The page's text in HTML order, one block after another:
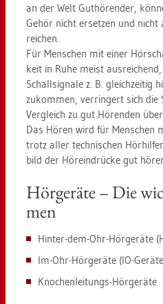
an der Welt Gut­hö­ren­der,
Gehör nicht er­set­zen und
rei­chen.
Für Men­schen mit einer
keit in Ruhe meist
Schall­si­gna­le z. B. gleich­zei­tig
zu­kom­men, ver­rin­gert sich die
Ver­gleich zu gut Hö­ren­den
Das Hören wird für Men­schen
trotz aller tech­ni­schen
bild der Hör­ein­drü­cke gut
Hör­ge­rä­te – Die
men
Hin­ter-dem-Ohr-Hör­ge­rä­te
Im-Ohr-Hör­ge­rä­te (IO-
Kno­chen­lei­tungs-Hör­ge­rä­te